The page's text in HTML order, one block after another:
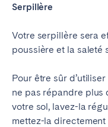
Serpillère
Votre serpillère sera
poussière et la saleté
Pour être sûr
ne pas répandre plus
votre sol, lavez-la
mettez-la